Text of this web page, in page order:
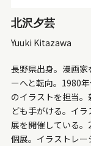
北沢夕芸
Yuuki Kitazawa
長野県出身。漫画
ーへと転向。1980
のイラストを担当
ども手がける。イ
展を開催している
個展。イラストレー